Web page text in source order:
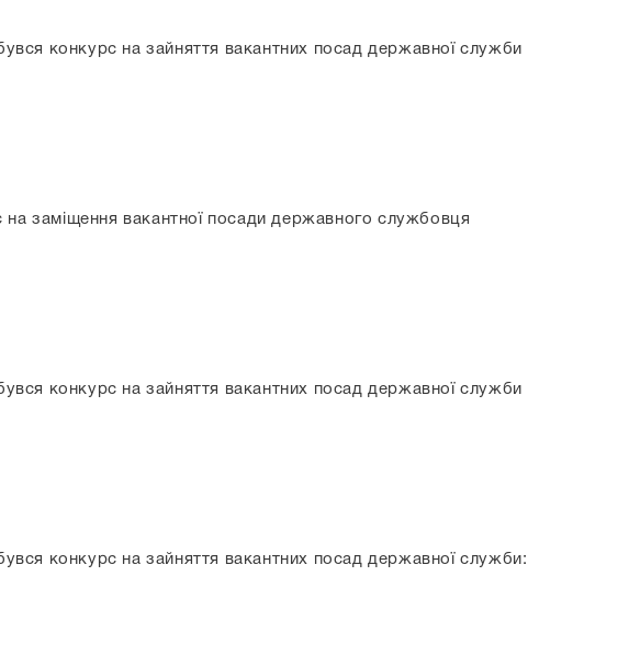
конкурс на зайняття вакантних посад державної служби
на заміщення вакантної посади державного службовця
конкурс на зайняття вакантних посад державної служби
конкурс на зайняття вакантних посад державної служби: